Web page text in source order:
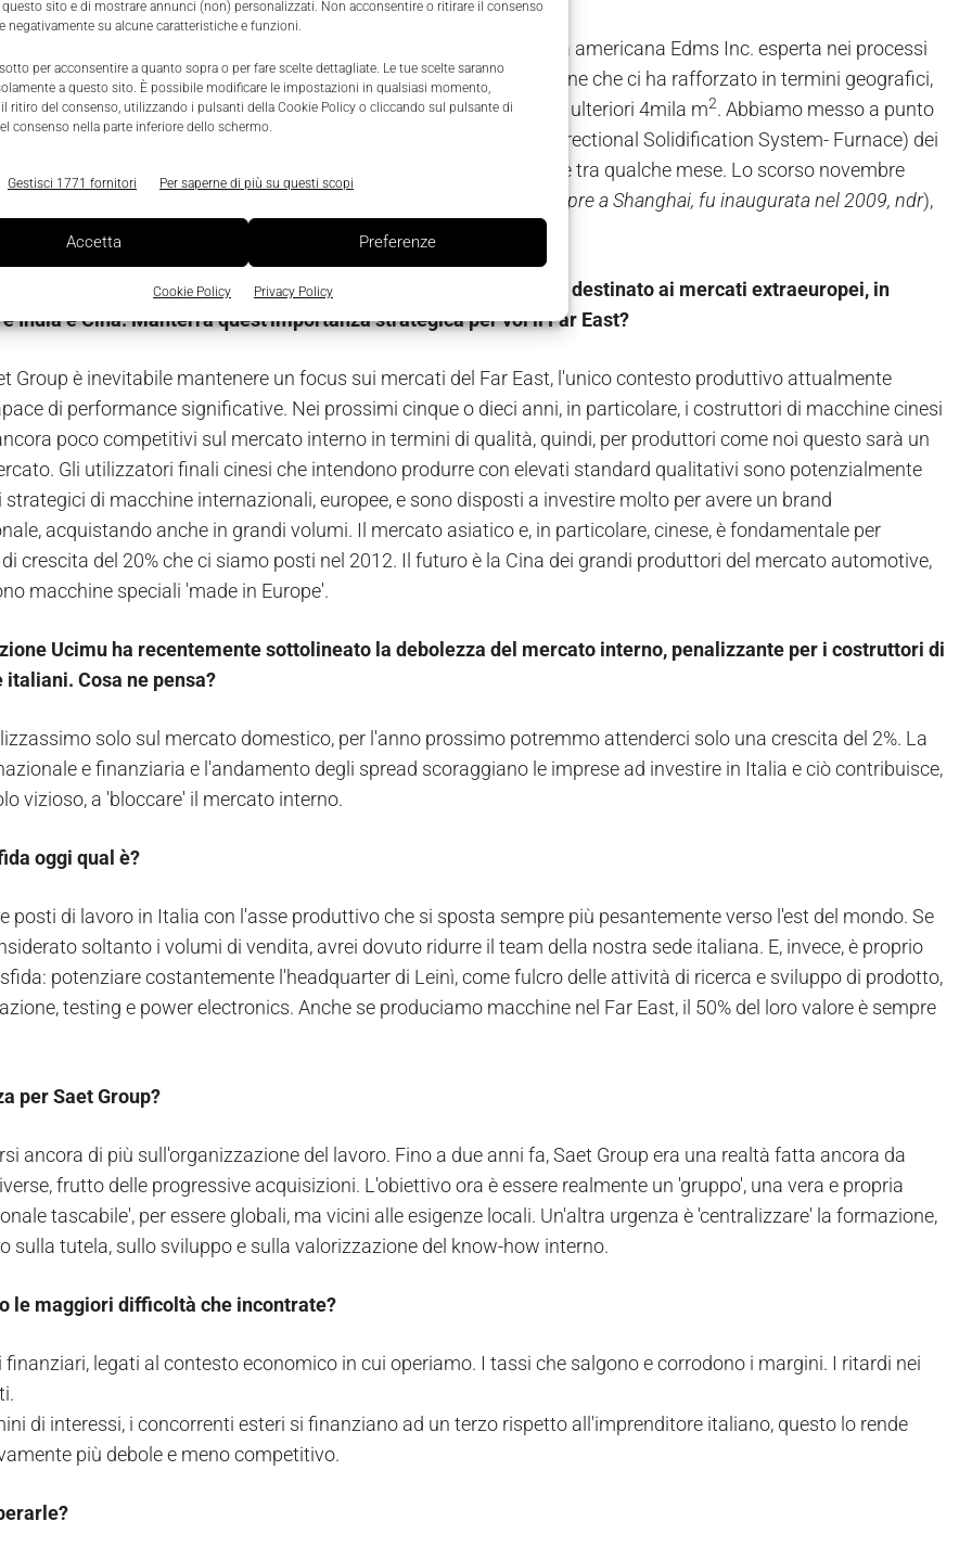
sito e di mostrare annunci (non) personalizzati. Non acconsentire o ritirare il consenso
negativamente su alcune caratteristiche e funzioni.
per acconsentire a quanto sopra o per fare scelte dettagliate. Le tue scelte saranno
a questo sito. È possibile modificare le impostazioni in qualsiasi momento,
ritiro del consenso, utilizzando i pulsanti della Cookie Policy o cliccando sul pulsante di
consenso nella parte inferiore dello schermo.
Gestisci 1771 fornitori Per saperne di più su questi scopi
Accetta Preferenze
Cookie Policy Privacy Policy
mai smesso di investire. Nel 2009 abbiamo acquisito la società americana Edms Inc. esperta nei processi
a induzione combinati con le tecniche di pressatura a tempra, azione che ci ha rafforzato in termini geografici,
di linea di prodotto. Abbiamo esteso il nostro capannone di Leinì di ulteriori 4mila m2. Abbiamo messo a punto
impianto a induzione elettromagnetica per lingotti in silicio (DSS-Directional Solidification System- Furnace) dei
destinato al mercato fotovoltaico, che lanceremo ufficialmente tra qualche mese. Lo scorso novembre
la prima, sempre a Shanghai, fu inaugurata nel 2009, ndr),
di circa 1.500 m
nel Songjiang District.
annualmente il 70% della vostra produzione e, di questo, il 50% è destinato ai mercati extraeuropei, in
India e Cina. Manterrà quest'importanza strategica per voi il Far East?
Group è inevitabile mantenere un focus sui mercati del Far East, l'unico contesto produttivo attualmente
di performance significative. Nei prossimi cinque o dieci anni, in particolare, i costruttori di macchine cinesi
poco competitivi sul mercato interno in termini di qualità, quindi, per produttori come noi questo sarà un
Gli utilizzatori finali cinesi che intendono produrre con elevati standard qualitativi sono potenzialmente
strategici di macchine internazionali, europee, e sono disposti a investire molto per avere un brand
acquistando anche in grandi volumi. Il mercato asiatico e, in particolare, cinese, è fondamentale per
crescita del 20% che ci siamo posti nel 2012. Il futuro è la Cina dei grandi produttori del mercato automotive,
macchine speciali 'made in Europe'.
Ucimu ha recentemente sottolineato la debolezza del mercato interno, penalizzante per i costruttori di
italiani. Cosa ne pensa?
solo sul mercato domestico, per l'anno prossimo potremmo attenderci solo una crescita del 2%. La
e finanziaria e l'andamento degli spread scoraggiano le imprese ad investire in Italia e ciò contribuisce,
vizioso, a 'bloccare' il mercato interno.
oggi qual è?
posti di lavoro in Italia con l'asse produttivo che si sposta sempre più pesantemente verso l'est del mondo. Se
soltanto i volumi di vendita, avrei dovuto ridurre il team della nostra sede italiana. E, invece, è proprio
potenziare costantemente l'headquarter di Leinì, come fulcro delle attività di ricerca e sviluppo di prodotto,
testing e power electronics. Anche se produciamo macchine nel Far East, il 50% del loro valore è sempre
per Saet Group?
ancora di più sull'organizzazione del lavoro. Fino a due anni fa, Saet Group era una realtà fatta ancora da
frutto delle progressive acquisizioni. L'obiettivo ora è essere realmente un 'gruppo', una vera e propria
tascabile', per essere globali, ma vicini alle esigenze locali. Un'altra urgenza è 'centralizzare' la formazione,
sulla tutela, sullo sviluppo e sulla valorizzazione del know-how interno.
le maggiori difficoltà che incontrate?
finanziari, legati al contesto economico in cui operiamo. I tassi che salgono e corrodono i margini. I ritardi nei
di interessi, i concorrenti esteri si finanziano ad un terzo rispetto all'imprenditore italiano, questo lo rende
più debole e meno competitivo.